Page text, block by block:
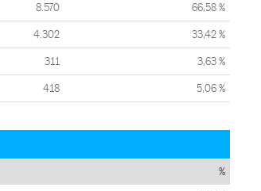
8.570 66,58 %
4.302 33,42 %
311 3,63 %
418 5,06 %
%